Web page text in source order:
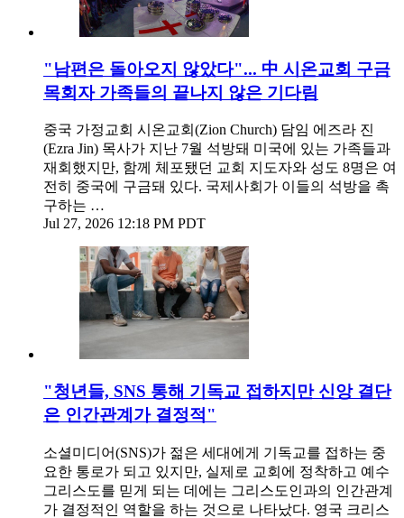
"남편은 돌아오지 않았다"... 中 시온교회 구금
목회자 가족들의 끝나지 않은 기다림
중국 가정교회 시온교회(Zion Church) 담임 에즈라 진
(Ezra Jin) 목사가 지난 7월 석방돼 미국에 있는 가족들과
재회했지만, 함께 체포됐던 교회 지도자와 성도 8명은 여
전히 중국에 구금돼 있다. 국제사회가 이들의 석방을 촉
구하는 …
Jul 27, 2026 12:18 PM PDT
"청년들, SNS 통해 기독교 접하지만 신앙 결단
은 인간관계가 결정적"
소셜미디어(SNS)가 젊은 세대에게 기독교를 접하는 중
요한 통로가 되고 있지만, 실제로 교회에 정착하고 예수
그리스도를 믿게 되는 데에는 그리스도인과의 인간관계
가 결정적인 역할을 하는 것으로 나타났다. 영국 크리스